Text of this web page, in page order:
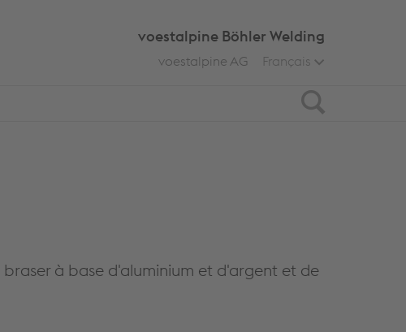
Search
voestalpine Böhler Welding
Français
voestalpine AG
à base d'aluminium et d'argent et de